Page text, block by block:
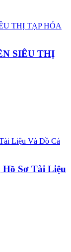
SIÊU THỊ
Sơ Tài Liệu